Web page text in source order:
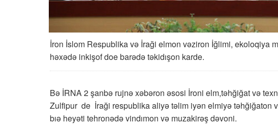
İron İslom Respublika və İraği elmon vəziron İğlimi, ekoloqiya
həxədə inkişof doe barədə təkidışon karde.
Bə İRNA 2 şanbə rujnə xəbəron əsosi İroni elm,təhğiğat və
Zulfipur de İraği respublika aliyə təlim iyən elmiyə təhğiğaton
bıə heyəti tehronədə vindımon və muzakirəş dəvoni.